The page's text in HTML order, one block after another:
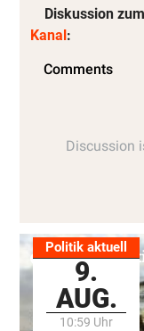
Diskussion
Kanal:
Politik aktuell
9.
AUG.
10:59 Uhr
Alle